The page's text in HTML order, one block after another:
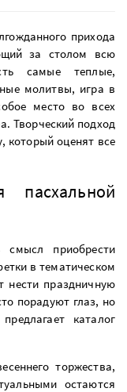
прихода
за столом всю
самые теплые,
молитвы, игра в
место во всех
Творческий подход
который оценят все
пасхальной
приобрести
в тематическом
нести праздничную
порадуют глаз, но
каталог
торжества,
остаются